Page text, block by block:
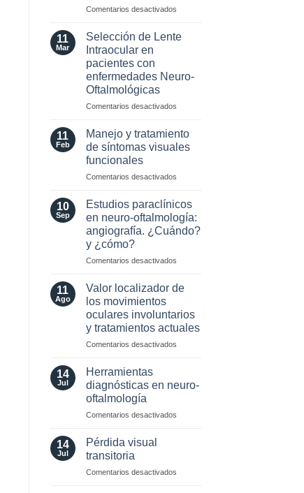
para
Comentarios desactivadosen
of
and
Diagnostic
and
Perspectives
11
Mar
Selección de Lente
Intraocular en
pacientes con
enfermedades Neuro-
Oftalmológicas
Comentarios desactivadosen
de
Lente
Intraocular
pacientes
enfermedades
Neuro-
Oftalmológicas
11
Feb
Manejo y tratamiento
de síntomas visuales
funcionales
Comentarios desactivadosen
tratamiento
de
síntomas
funcionales
10
Sep
Estudios paraclínicos
en neuro-oftalmología:
angiografía. ¿Cuándo?
y ¿cómo?
Comentarios desactivadosen
paraclínicos
oftalmología:
angiografía.
¿Cuándo?
11
Ago
Valor localizador de
los movimientos
oculares involuntarios
y tratamientos actuales
Comentarios desactivadosen
los
oculares
14
Jul
Herramientas
diagnósticas en neuro-
oftalmología
Comentarios desactivadosen
oftalmología
14
Jul
Pérdida visual
transitoria
Comentarios desactivadosen